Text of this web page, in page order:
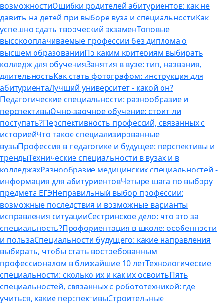
возможностиОшибки родителей абитуриентов: как не
давить на детей при выборе вуза и специальностиКак
успешно сдать творческий экзаменТоповые
высокооплачиваемые профессии без диплома о
высшем образованииПо каким критериям выбирать
колледж для обученияЗанятия в вузе: тип, названия,
длительностьКак стать фотографом: инструкция для
абитуриентаЛучший университет - какой он?
Педагогические специальности: разнообразие и
перспективыОчно-заочное обучение: стоит ли
поступать?Перспективность профессий, связанных с
историейЧто такое специализированные
вузыПрофессия в педагогике и будущее: перспективы и
трендыТехнические специальности в вузах и в
колледжахРазнообразие медицинских специальностей -
информация для абитуриентовЧетыре шага по выбору
предмета ЕГЭНеправильный выбор профессии:
возможные последствия и возможные варианты
исправления ситуацииСестринское дело: что это за
специальность?Профориентация в школе: особенности
и пользаСпециальности будущего: какие направления
выбирать, чтобы стать востребованным
профессионалом в ближайшие 10 летТехнологические
специальности: сколько их и как их освоитьПять
специальностей, связанных с робототехникой: где
учиться, какие перспективыСтроительные